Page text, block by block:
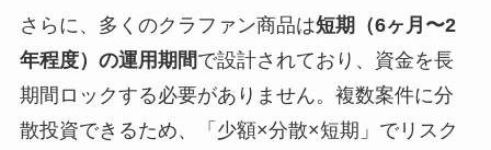
さらに、多くのクラファン商品は短期（6ヶ月〜2
年程度）の運用期間で設計されており、資金を長
期間ロックする必要がありません。複数案件に分
散投資できるため、「少額×分散×短期」でリスク